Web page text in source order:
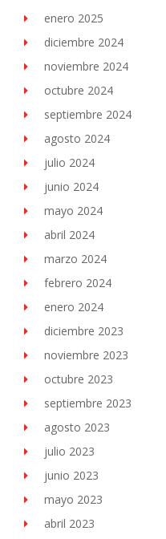
enero 2025
diciembre 2024
noviembre 2024
octubre 2024
septiembre 2024
agosto 2024
julio 2024
junio 2024
mayo 2024
abril 2024
marzo 2024
febrero 2024
enero 2024
diciembre 2023
noviembre 2023
octubre 2023
septiembre 2023
agosto 2023
julio 2023
junio 2023
mayo 2023
abril 2023